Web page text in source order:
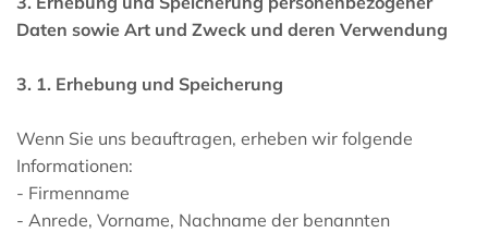
Daten sowie Art und Zweck und deren Verwendung
3. 1. Erhebung und Speicherung
Wenn Sie uns beauftragen, erheben wir folgende
Informationen:
- Firmenname
- Anrede, Vorname, Nachname der benannten